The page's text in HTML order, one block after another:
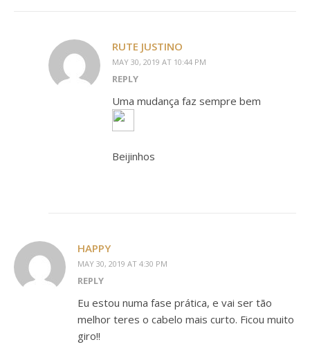
RUTE JUSTINO
MAY 30, 2019 AT 10:44 PM
REPLY
Uma mudança faz sempre bem
Beijinhos
HAPPY
MAY 30, 2019 AT 4:30 PM
REPLY
Eu estou numa fase prática, e vai ser tão
melhor teres o cabelo mais curto. Ficou muito
giro!!